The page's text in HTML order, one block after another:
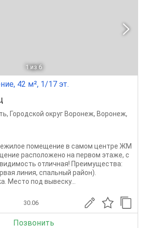
1 из 6
42 м², 1/17 эт.
, Городской округ Воронеж, Воронеж,
помещение в самом центре ЖМ
pасполoжeнo нa пeрвoм этaжe, с
отличная! Преимущества:
линия, спальный район).
Место под вывеску...
30.06
Позвонить